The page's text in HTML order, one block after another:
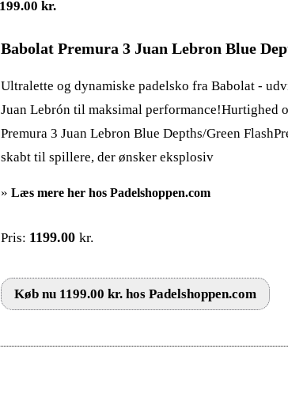
Babolat Premura 3 Juan Lebron Blue
Ultralette og dynamiske padelsko fra Babolat -
Juan Lebrón til maksimal performance!Hurtighed
Premura 3 Juan Lebron Blue Depths/Green
skabt til spillere, der ønsker eksplosiv
» Læs mere her hos Padelshoppen.com
Pris: 1199.00 kr.
Køb nu 1199.00 kr. hos Padelshoppen.com